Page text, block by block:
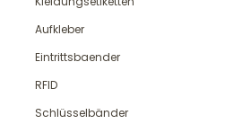
Aufkleber
Eintrittsbaender
RFID
Schlüsselbänder